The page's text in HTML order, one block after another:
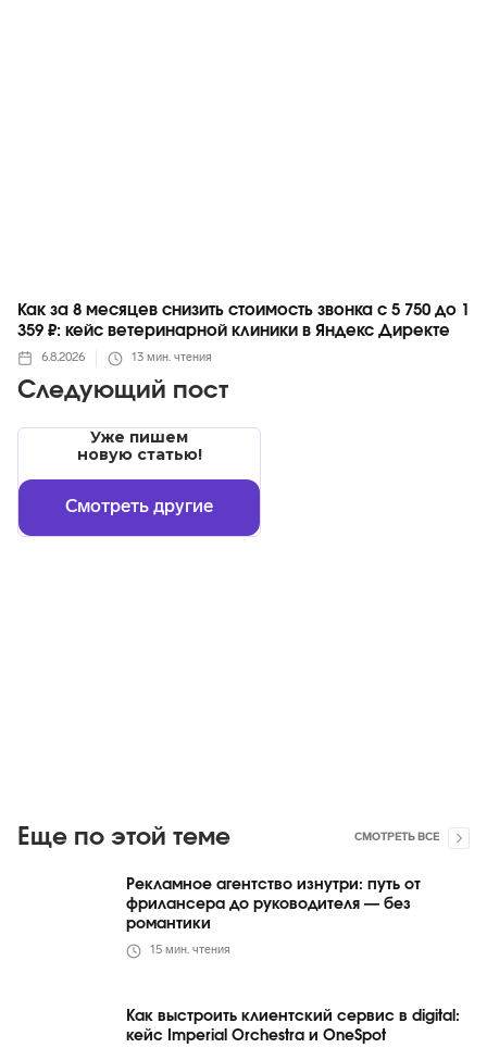
Следующий пост
Как за 8 месяцев снизить стоимость звонка с 5 750 до 1
359 ₽: кейс ветеринарной клиники в Яндекс Директе
6.8.2026 13 мин. чтения
Уже пишем
новую статью!
Смотреть другие
Еще по этой теме СМОТРЕТЬ ВСЕ
Рекламное агентство изнутри: путь от
фрилансера до руководителя — без
романтики
15 мин. чтения
Как выстроить клиентский сервис в digital:
кейс Imperial Orchestra и OneSpot